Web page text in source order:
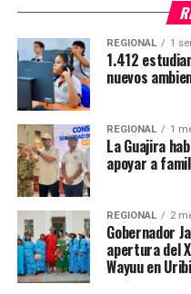
REGIONAL 1
1.412
nuevos
REGIONAL 1
La Guajira
apoyar a
REGIONAL 2
Gobernador
apertura del
Wayuu en